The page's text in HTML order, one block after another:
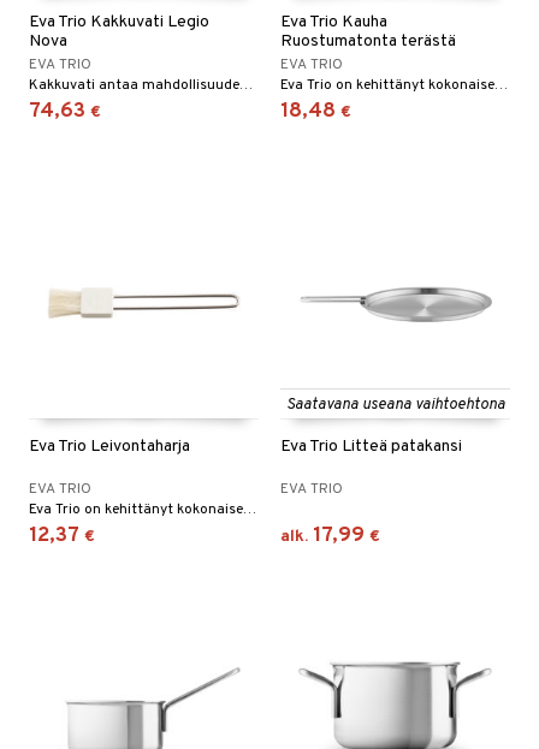
Eva Trio Kakkuvati Legio
Nova
EVA TRIO
Kakkuvati antaa mahdollisuuden kauniisiin ja juhlallisiin kattauksiin.
74,63 €
Eva Trio Kauha
Ruostumatonta terästä
EVA TRIO
Eva Trio on kehittänyt kokonaisen sarjan keittiövälineitä.
18,48 €
Eva Trio Leivontaharja
EVA TRIO
Eva Trio on kehittänyt kokonaisen sarjan tarjoiluvälineitä.
12,37 €
Saatavana useana vaihtoehtona
Eva Trio Litteä patakansi
EVA TRIO
alk. 17,99 €